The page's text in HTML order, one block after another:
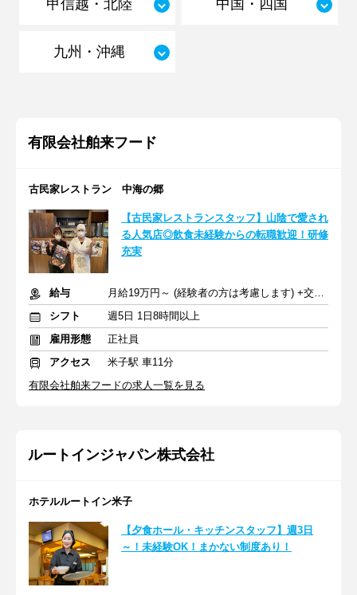
甲信越・北陸 中国・四国
九州・沖縄
有限会社舶来フード
古民家レストラン 中海の郷
【古民家レストランスタッフ】山陰で愛され
る人気店◎飲食未経験からの転職歓迎！研修
充実
給与
月給19万円～ (経験者の方は考慮します) +交通費
シフト
週5日 1日8時間以上
雇用形態
正社員
アクセス
米子駅 車11分
有限会社舶来フードの求人一覧を見る
ルートインジャパン株式会社
ホテルルートイン米子
【夕食ホール・キッチンスタッフ】週3日
～！未経験OK！まかない制度あり！